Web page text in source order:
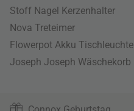
Stoff Nagel Kerzenhalter
Nova Treteimer
Flowerpot Akku Tischleuchte
Joseph Joseph Wäschekorb